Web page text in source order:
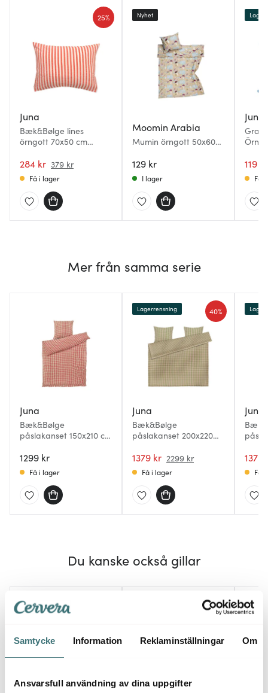
Samtycke Information Reklaminställningar Om
Ansvarsfull användning av dina uppgifter
Juna
Bæk&Bølge lines
örngott 70x50 cm
284 kr 379 kr
25%
Få i lager
Moomin Arabia
Mumin örngott 50x60
129 kr
Nyhet
I lager
Juna
119 kr
Få
Mer från samma serie
Juna
Bæk&Bølge
påslakanset 150x210 cm
1299 kr
Få i lager
Juna
Bæk&Bølge
påslakanset 200x220
grön/ljusrosa
1379 kr 2299 kr
40%
Lagerrensning
Få i lager
Juna
grön/
1379
Få
Du kanske också gillar